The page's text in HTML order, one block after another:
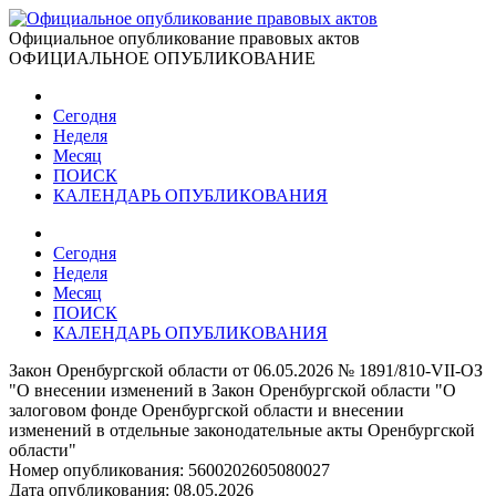
Официальное опубликование правовых актов
ОФИЦИАЛЬНОЕ ОПУБЛИКОВАНИЕ
Сегодня
Неделя
Месяц
ПОИСК
КАЛЕНДАРЬ ОПУБЛИКОВАНИЯ
Сегодня
Неделя
Месяц
ПОИСК
КАЛЕНДАРЬ ОПУБЛИКОВАНИЯ
Закон Оренбургской области от 06.05.2026 № 1891/810-VII-ОЗ
"О внесении изменений в Закон Оренбургской области "О
залоговом фонде Оренбургской области и внесении
изменений в отдельные законодательные акты Оренбургской
области"
Номер опубликования: 5600202605080027
Дата опубликования: 08.05.2026